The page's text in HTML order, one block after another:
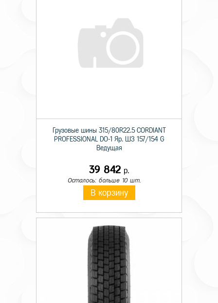
Грузовые шины 315/80R22.5 CORDIANT
PROFESSIONAL DO-1 Яр. ШЗ 157/154 G
Ведущая
39 842 р.
Осталось: больше 10 шт.
В корзину